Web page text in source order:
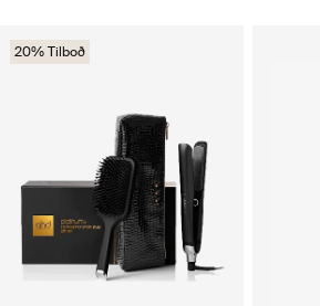
20% Tilboð